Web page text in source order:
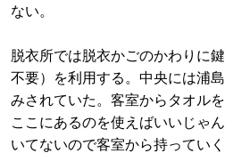
ない。
脱衣所では脱衣かごのかわりに
不要）を利用する。中央には浦
みされていた。客室からタオル
ここにあるのを使えばいいじゃ
いてないので客室から持っていく